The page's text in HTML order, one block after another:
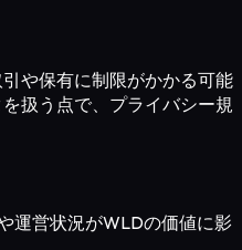
や保有に制限がかかる可能
扱う点で、プライバシー規
運営状況がWLDの価値に影